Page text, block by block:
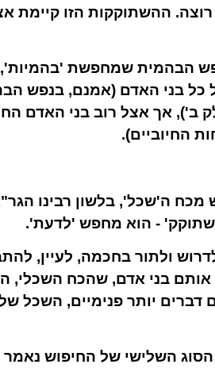
ההשתוקקות הזו קיימת
הבהמית שמחפשת 'בהמיות',
כל בני האדם (אמנם, בנפש
ב'), אך אצל רוב בני האדם
החיוביים).
ה'שכל', בלשון רבינו
- הוא מחפש 'לדעת'.
ולתור בחכמה, לעיין,
אותם בני אדם, שהכח השכלי,
יותר פנימיים, השכל
השלישי של החיפוש